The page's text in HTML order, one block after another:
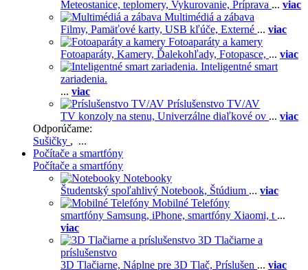
Meteostanice, teplomery, Vykurovanie, Príprava ... viac
Multimédiá a zábava
Filmy, Pamäťové karty, USB kľúče, Externé ... viac
Fotoaparáty a kamery
Fotoaparáty, Kamery, Ďalekohľady, Fotopasce, ... viac
Inteligentné smart
zariadenia.
... viac
Príslušenstvo TV/AV
TV konzoly na stenu, Univerzálne diaľkové ov ... viac
Odporúčame:
Sušičky , ...
Počítače a smartfóny
Počítače a smartfóny
Notebooky
Študentský spoľahlivý Notebook, Štúdium ... viac
Mobilné Telefóny
smartfóny Samsung, iPhone, smartfóny Xiaomi, t ...
viac
3D Tlačiarne a
príslušenstvo
3D Tlačiarne, Náplne pre 3D Tlač, Príslušen ... viac